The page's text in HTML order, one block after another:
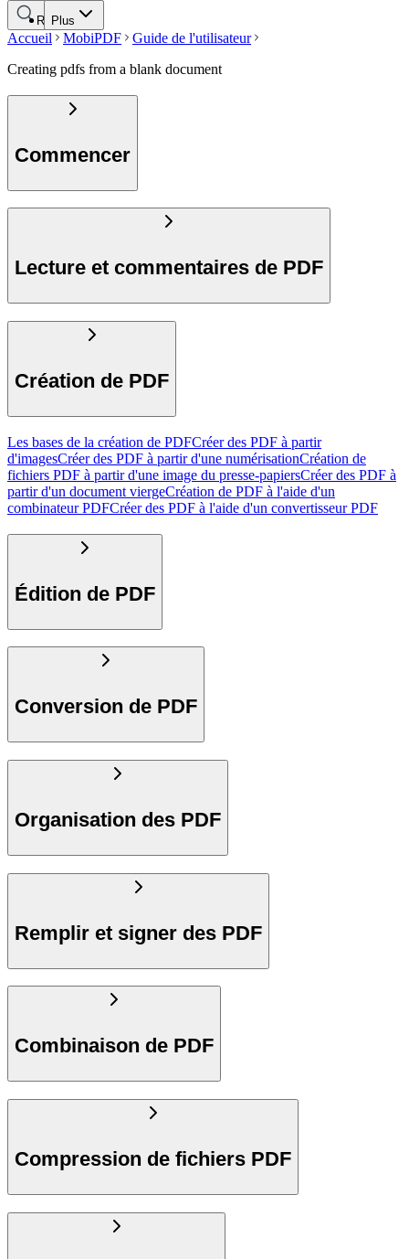
Plus
Rechercher
Accueil MobiPDF
Guide de l'utilisateur
Creating pdfs from a blank document
Commencer
Lecture et commentaires de PDF
Création de PDF
Les bases de la création de PDFCréer des PDF à partir
d'imagesCréer des PDF à partir d'une numérisationCréation de
fichiers PDF à partir d'une image du presse-papiersCréer des PDF à
partir d'un document viergeCréation de PDF à l'aide d'un
combinateur PDFCréer des PDF à l'aide d'un convertisseur PDF
Édition de PDF
Conversion de PDF
Organisation des PDF
Remplir et signer des PDF
Combinaison de PDF
Compression de fichiers PDF